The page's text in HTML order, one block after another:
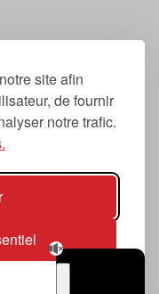
site afin
de fournir
notre trafic.
sur la
dont la
», « suivant
du
tendances
la musique
hop, et des
liés à la